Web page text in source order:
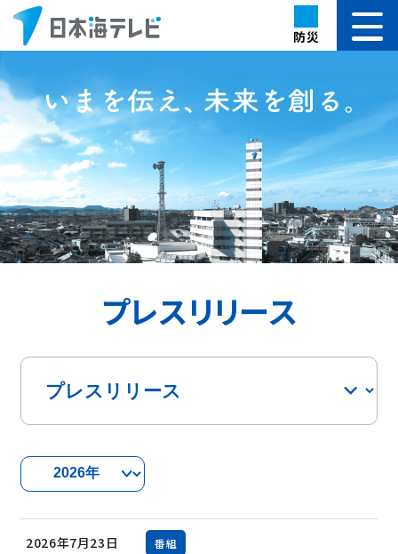
防災
プレスリリース
2026年7月23日 番組